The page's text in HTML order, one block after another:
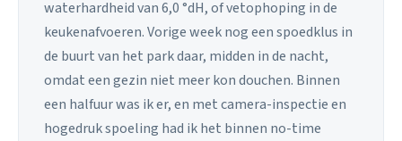
waterhardheid van 6,0 °dH, of vetophoping in de
keukenafvoeren. Vorige week nog een spoedklus in
de buurt van het park daar, midden in de nacht,
omdat een gezin niet meer kon douchen. Binnen
een halfuur was ik er, en met camera-inspectie en
hogedruk spoeling had ik het binnen no-time